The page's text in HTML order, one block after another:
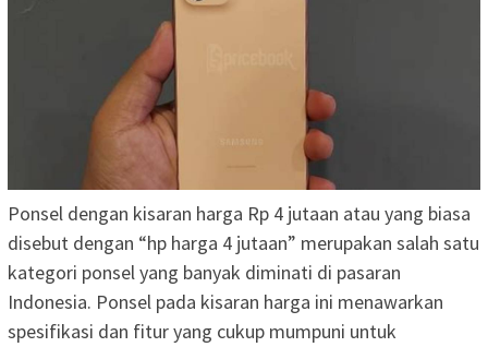
Ponsel dengan kisaran harga Rp 4 jutaan atau yang biasa
disebut dengan “hp harga 4 jutaan” merupakan salah satu
kategori ponsel yang banyak diminati di pasaran
Indonesia. Ponsel pada kisaran harga ini menawarkan
spesifikasi dan fitur yang cukup mumpuni untuk